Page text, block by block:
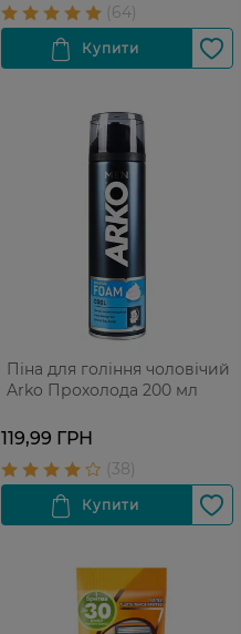
Піна для гоління чоловічий
Arko Прохолода 200 мл
119,99 ГРН